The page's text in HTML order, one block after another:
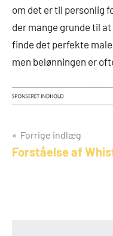
om det er til personlig
der mange grunde til
finde det perfekte
men belønningen er
Forrige indlæg
Forståelse af